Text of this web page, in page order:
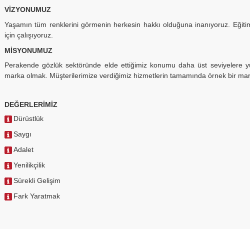
VİZYONUMUZ
Yaşamın tüm renklerini görmenin herkesin hakkı olduğuna inanıyoruz.
için çalışıyoruz.
MİSYONUMUZ
Perakende gözlük sektöründe elde ettiğimiz konumu daha üst
marka olmak. Müşterilerimize verdiğimiz hizmetlerin tamamında örnek bir
DEĞERLERİMİZ
Dürüstlük
Saygı
Adalet
Yenilikçilik
Sürekli Gelişim
Fark Yaratmak